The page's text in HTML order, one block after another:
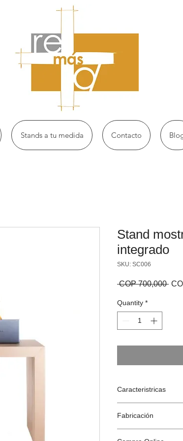
Stands a tu medida Contacto
Stand
integrado
SKU: SC006
COP 700,000
Quantity *
Caracteristricas
(mesa) x 130 cm
Peso: 11 kg
Se entrega
Fabricación